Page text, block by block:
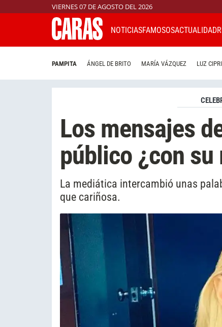
VIERNES 07 DE AGOSTO DEL 2026
NOTICIASFAMOSOSACTUALIDAD
PAMPITA ÁNGEL DE BRITO MARÍA VÁZQUEZ LUZ
Los mensajes
público ¿con
La mediática intercambió unas
que cariñosa.